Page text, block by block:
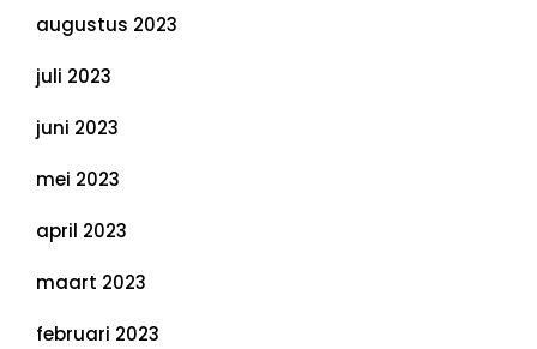
augustus 2023
juli 2023
juni 2023
mei 2023
april 2023
maart 2023
februari 2023